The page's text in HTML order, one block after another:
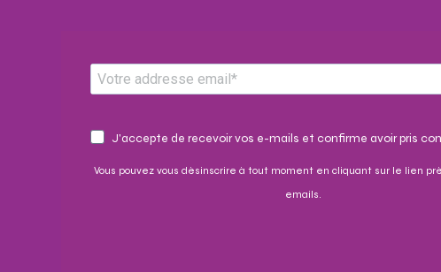
J'accepte de recevoir vos e-mails et confirme avoir pris
Vous pouvez vous désinscrire à tout moment en cliquant sur le lien
emails.